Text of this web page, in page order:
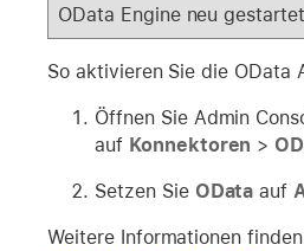
OData Engine neu
So aktivieren Sie die OData
Öffnen Sie Admin
auf Konnektoren >
Setzen Sie OData auf
Weitere Informationen